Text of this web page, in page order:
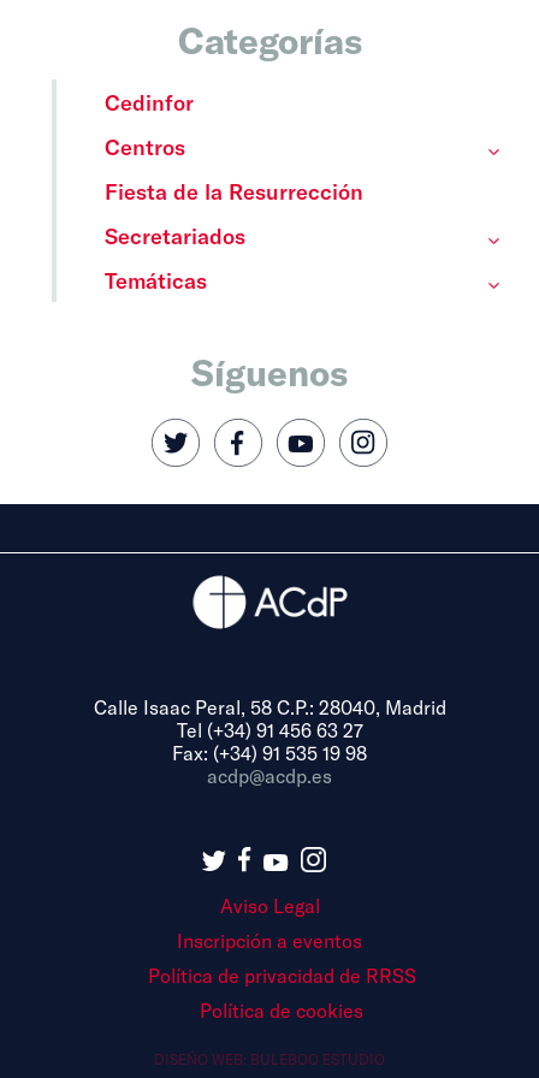
Categorías
Cedinfor
Centros
Fiesta de la Resurrección
Secretariados
Temáticas
Síguenos
Calle Isaac Peral, 58 C.P.: 28040, Madrid
Tel (+34) 91 456 63 27
Fax: (+34) 91 535 19 98
acdp@acdp.es
Aviso Legal
Inscripción a eventos
Política de privacidad de RRSS
Política de cookies
DISEÑO WEB: BULEBOO ESTUDIO